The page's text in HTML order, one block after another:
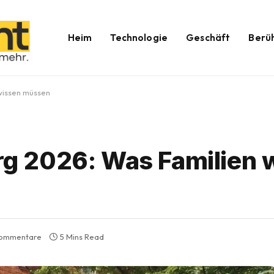
Heim Technologie Geschäft
müssen
2026: Was Familien
5 Mins Read